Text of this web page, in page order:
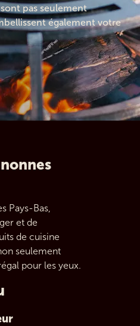
pas seulement
également votre
Pays-Bas,
et de
de cuisine
seulement
pour les yeux.